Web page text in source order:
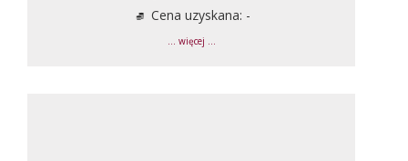
Cena uzyskana: -
... więcej ...